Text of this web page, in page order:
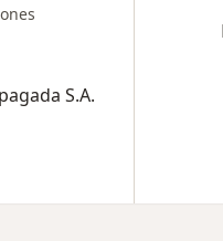
S.A.